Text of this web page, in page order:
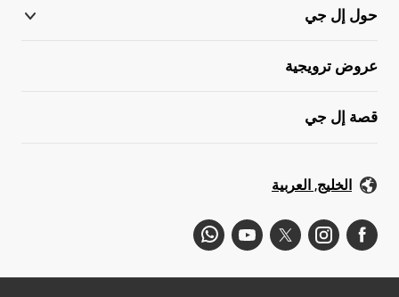
حول إل جي
عروض ترويجية
قصة إل جي
الخليج, العربية